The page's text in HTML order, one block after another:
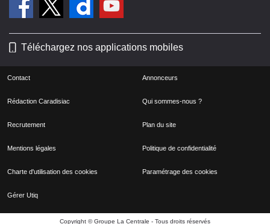
Téléchargez nos applications mobiles
Contact Annonceurs
Rédaction Caradisiac Qui sommes-nous ?
Recrutement Plan du site
Mentions légales Politique de confidentialité
Charte d'utilisation des cookies Paramétrage des cookies
Gérer Utiq
Copyright © Groupe La Centrale - Tous droits réservés